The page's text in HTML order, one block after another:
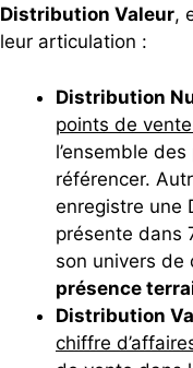
Distribution Valeur,
leur articulation :
Distribution
points de
l’ensemble
référencer.
enregistre une
présente dans
son univers de
présence
Distribution
chiffre